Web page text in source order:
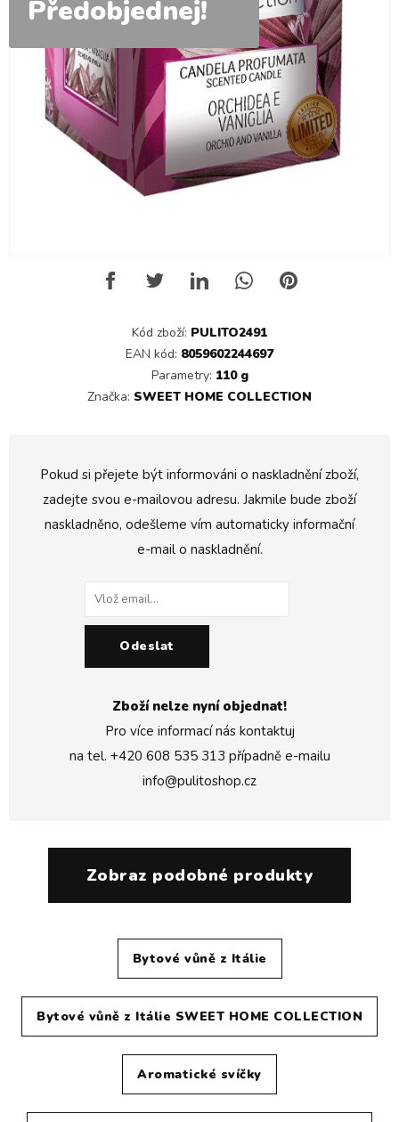
Předobjednej!
Kód zboží: PULITO2491
EAN kód: 8059602244697
Parametry: 110 g
Značka: SWEET HOME COLLECTION
Pokud si přejete být informováni o naskladnění zboží,
zadejte svou e-mailovou adresu. Jakmile bude zboží
naskladněno, odešleme vím automaticky informační
e-mail o naskladnění.
Odeslat
Zboží nelze nyní objednat!
Pro více informací nás kontaktuj
na tel. +420 608 535 313 případně e-mailu
info@pulitoshop.cz
Zobraz podobné produkty
Bytové vůně z Itálie
Bytové vůně z Itálie SWEET HOME COLLECTION
Aromatické svíčky